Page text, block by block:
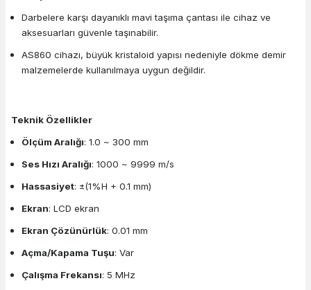
Darbelere karşı dayanıklı mavi taşıma çantası ile cihaz ve
aksesuarları güvenle taşınabilir.
AS860 cihazı, büyük kristaloid yapısı nedeniyle dökme demir
malzemelerde kullanılmaya uygun değildir.
Teknik Özellikler
Ölçüm Aralığı: 1.0 ~ 300 mm
Ses Hızı Aralığı: 1000 ~ 9999 m/s
Hassasiyet: ±(1%H + 0.1 mm)
Ekran: LCD ekran
Ekran Çözünürlük: 0.01 mm
Açma/Kapama Tuşu: Var
Çalışma Frekansı: 5 MHz